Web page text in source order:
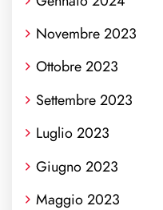
Novembre 2023
Ottobre 2023
Settembre 2023
Luglio 2023
Giugno 2023
Maggio 2023